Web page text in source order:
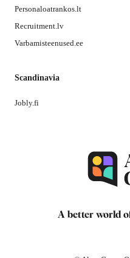
Personaloatrankos.lt
Recruitment.lv
Varbamisteenused.ee
Scandinavia
Jobly.fi
A better world